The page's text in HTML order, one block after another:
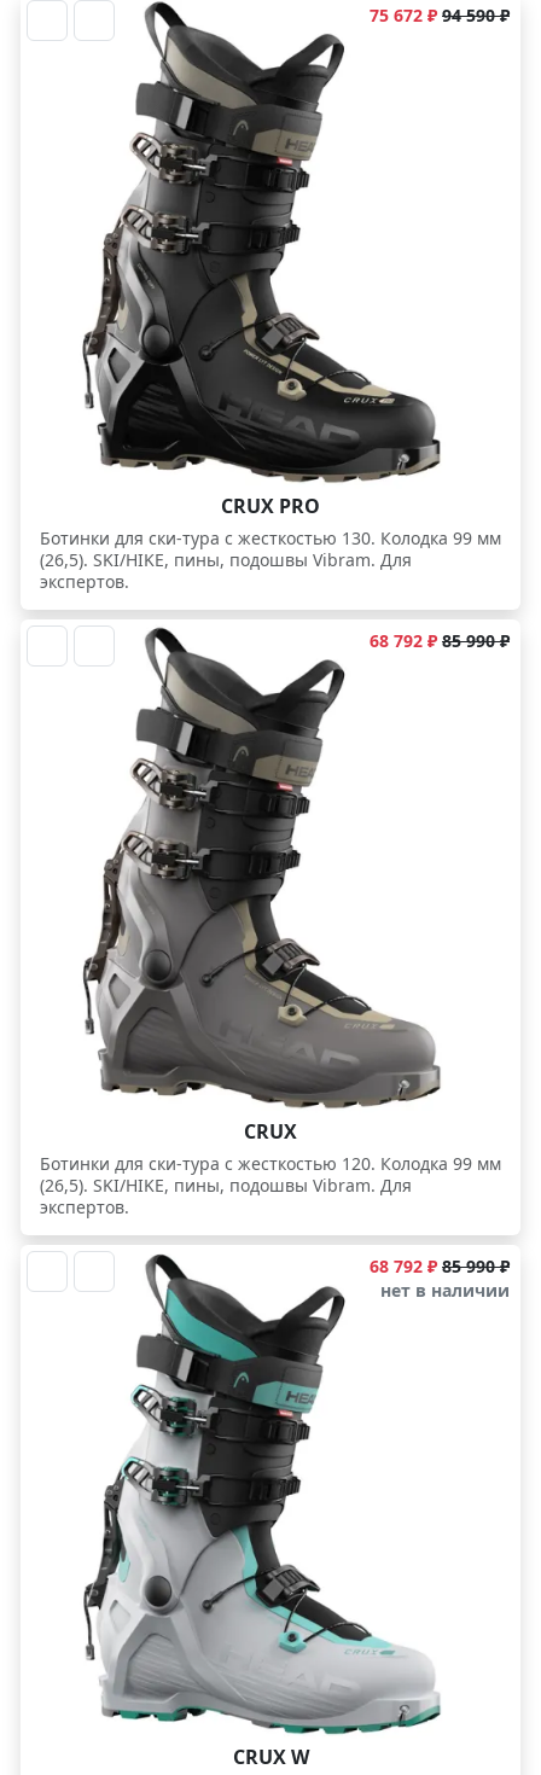
75 672 ₽ 94 590 ₽
CRUX PRO
Ботинки для ски-тура с жесткостью 130. Колодка 99 мм
(26,5). SKI/HIKE, пины, подошвы Vibram. Для
экспертов.
68 792 ₽ 85 990 ₽
CRUX
Ботинки для ски-тура с жесткостью 120. Колодка 99 мм
(26,5). SKI/HIKE, пины, подошвы Vibram. Для
экспертов.
68 792 ₽ 85 990 ₽
нет в наличии
CRUX W